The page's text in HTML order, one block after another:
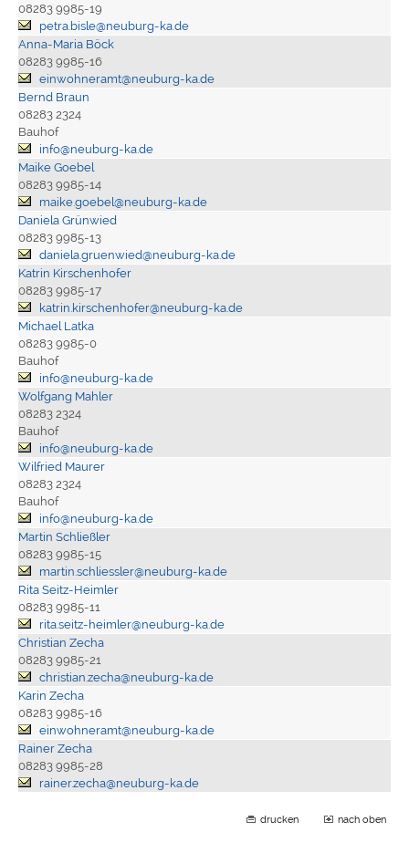
08283 9985-19
petra.bisle@neuburg-ka.de
Anna-Maria Böck
08283 9985-16
einwohneramt@neuburg-ka.de
Bernd Braun
08283 2324
Bauhof
info@neuburg-ka.de
Maike Goebel
08283 9985-14
maike.goebel@neuburg-ka.de
Daniela Grünwied
08283 9985-13
daniela.gruenwied@neuburg-ka.de
Katrin Kirschenhofer
08283 9985-17
katrin.kirschenhofer@neuburg-ka.de
Michael Latka
08283 9985-0
Bauhof
info@neuburg-ka.de
Wolfgang Mahler
08283 2324
Bauhof
info@neuburg-ka.de
Wilfried Maurer
08283 2324
Bauhof
info@neuburg-ka.de
Martin Schließler
08283 9985-15
martin.schliessler@neuburg-ka.de
Rita Seitz-Heimler
08283 9985-11
rita.seitz-heimler@neuburg-ka.de
Christian Zecha
08283 9985-21
christian.zecha@neuburg-ka.de
Karin Zecha
08283 9985-16
einwohneramt@neuburg-ka.de
Rainer Zecha
08283 9985-28
rainer.zecha@neuburg-ka.de
drucken nach oben